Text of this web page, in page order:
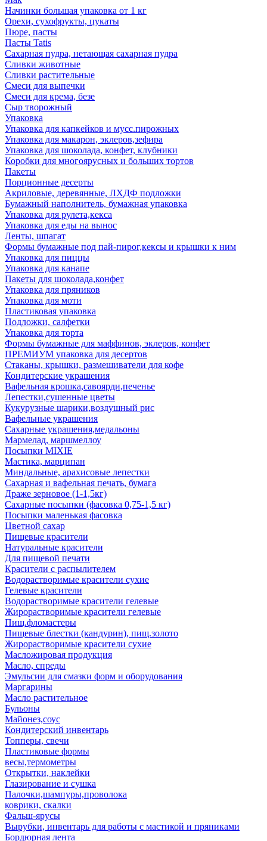
Начинки большая упаковка от 1 кг
Орехи, сухофрукты, цукаты
Пюре, пасты
Пасты Tatis
Сахарная пудра, нетающая сахарная пудра
Сливки животные
Сливки растительные
Смеси для выпечки
Смеси для крема, безе
Сыр творожный
Упаковка
Упаковка для капкейков и мусс.пирожных
Упаковка для макарон, эклеров,зефира
Упаковка для шоколада, конфет, клубники
Коробки для многоярусных и больших тортов
Пакеты
Порционные десерты
Акриловые, деревянные, ЛХДФ подложки
Бумажный наполнитель, бумажная упаковка
Упаковка для рулета,кекса
Упаковка для еды на вынос
Ленты, шпагат
Формы бумажные под пай-пирог,кексы и крышки к ним
Упаковка для пиццы
Упаковка для канапе
Пакеты для шоколада,конфет
Упаковка для пряников
Упаковка для моти
Пластиковая упаковка
Подложки, салфетки
Упаковка для торта
Формы бумажные для маффинов, эклеров, конфет
ПРЕМИУМ упаковка для десертов
Стаканы, крышки, размешиватели для кофе
Кондитерские украшения
Вафельная крошка,савоярди,печенье
Лепестки,сушенные цветы
Кукурузные шарики,воздушный рис
Вафельные украшения
Сахарные украшения,медальоны
Мармелад, маршмеллоу
Посыпки MIXIE
Мастика, марципан
Миндальные, арахисовые лепестки
Сахарная и вафельная печать, бумага
Драже зерновое (1-1,5кг)
Сахарные посыпки (фасовка 0,75-1,5 кг)
Посыпки маленькая фасовка
Цветной сахар
Пищевые красители
Натуральные красители
Для пищевой печати
Красители с распылителем
Водорастворимые красители сухие
Гелевые красители
Водорастворимые красители гелевые
Жирорастворимые красители гелевые
Пищ.фломастеры
Пищевые блестки (кандурин), пищ.золото
Жирорастворимые красители сухие
Масложировая продукция
Масло, спреды
Эмульсии для смазки форм и оборудования
Маргарины
Масло растительное
Бульоны
Майонез,соус
Кондитерский инвентарь
Топперы, свечи
Пластиковые формы
весы,термометры
Открытки, наклейки
Глазирование и сушка
Палочки,шампуры,проволока
коврики, скалки
Фальш-ярусы
Вырубки, инвентарь для работы с мастикой и пряниками
Бордюрная лента